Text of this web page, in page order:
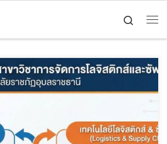
Search
Chain Management UBRU